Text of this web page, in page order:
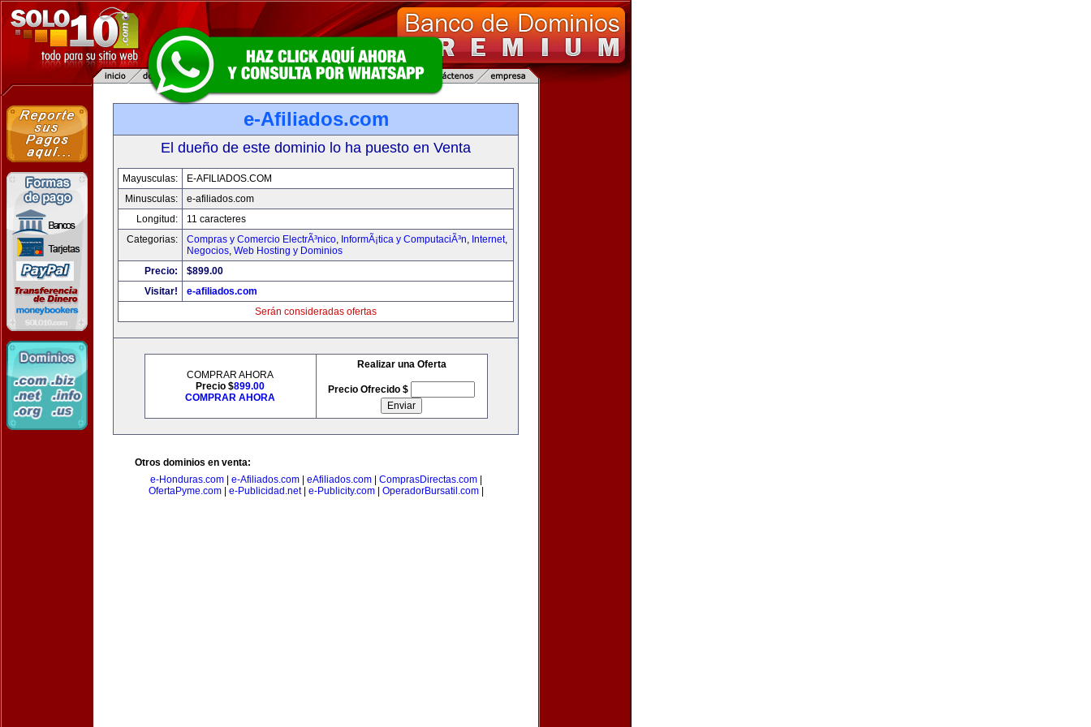
e-Afiliados.com
El dueño de este dominio lo ha puesto en Venta
Mayusculas:
E-AFILIADOS.COM
Minusculas:
e-afiliados.com
Longitud:
11 caracteres
Categorias:
Compras y Comercio ElectrÃ³nico, InformÃ¡tica y ComputaciÃ³n, Internet,
Negocios, Web Hosting y Dominios
Precio:
$899.00
Visitar!
e-afiliados.com
Serán consideradas ofertas
COMPRAR AHORA
Precio $899.00
COMPRAR AHORA
Realizar una Oferta
Precio Ofrecido $
Otros dominios en venta:
e-Honduras.com| e-Afiliados.com| eAfiliados.com| ComprasDirectas.com|
OfertaPyme.com| e-Publicidad.net| e-Publicity.com| OperadorBursatil.com|